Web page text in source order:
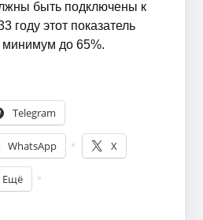
быть подключены к
году этот показатель
минимум до 65%.
Telegram
WhatsApp X
Ещё